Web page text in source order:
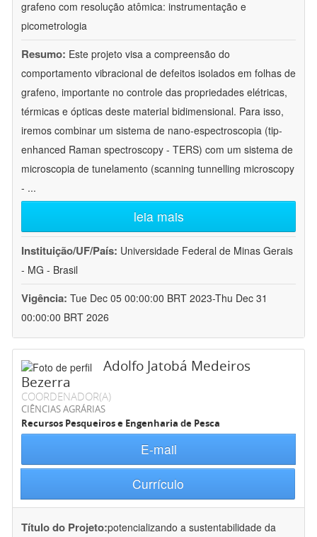
grafeno com resolução atômica: instrumentação e
picometrologia
Resumo: Este projeto visa a compreensão do
comportamento vibracional de defeitos isolados em folhas de
grafeno, importante no controle das propriedades elétricas,
térmicas e ópticas deste material bidimensional. Para isso,
iremos combinar um sistema de nano-espectroscopia (tip-
enhanced Raman spectroscopy - TERS) com um sistema de
microscopia de tunelamento (scanning tunnelling microscopy
- ...
leia mais
Instituição/UF/País: Universidade Federal de Minas Gerais
- MG - Brasil
Vigência: Tue Dec 05 00:00:00 BRT 2023-Thu Dec 31
00:00:00 BRT 2026
Adolfo Jatobá Medeiros
Bezerra
COORDENADOR(A)
CIÊNCIAS AGRÁRIAS
Recursos Pesqueiros e Engenharia de Pesca
E-mail
Currículo
Título do Projeto:potencializando a sustentabilidade da